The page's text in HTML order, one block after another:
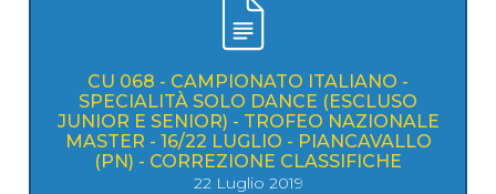
CU 068 - CAMPIONATO ITALIANO -
SPECIALITÀ SOLO DANCE (ESCLUSO
JUNIOR E SENIOR) - TROFEO NAZIONALE
MASTER - 16/22 LUGLIO - PIANCAVALLO
(PN) - CORREZIONE CLASSIFICHE
22 Luglio 2019